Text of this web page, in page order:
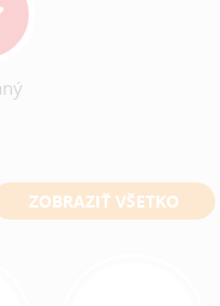
ZOBRAZIŤ VŠETKO